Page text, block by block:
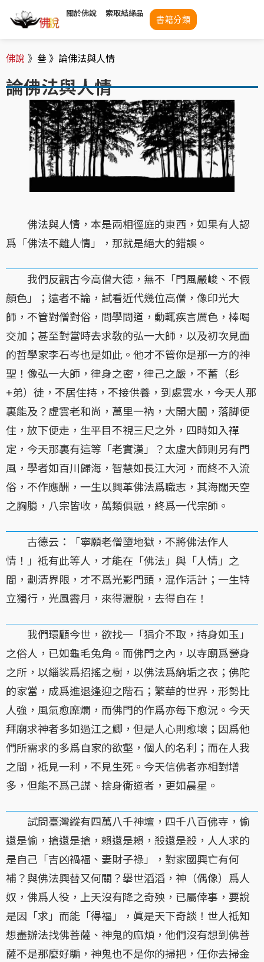
關於佛說 索取結緣品
書籍分類
佛說 》 叄 》 論佛法與人情
論佛法與人情
佛法與人情，本是兩相徑庭的東西，如果有人認
爲「佛法不離人情」，那就是絕大的錯誤。
我們反觀古今高僧大德，無不「門風嚴峻、不假
顏色」；遠者不論，試看近代幾位高僧，像印光大
師，不管對僧對俗，問學問道，動輒疾言厲色，棒喝
交加；甚至對當時去求敎的弘一大師，以及初次見面
的哲學家李石岑也是如此。他才不管你是那一方的神
聖！像弘一大師，律身之密，律己之嚴，不蓄（髟
+弟）徒，不居住持，不接供養，到處雲水，今天人那
裏能及？虛雲老和尚，萬里一衲，大開大闔，落脚便
住，放下便走，生平目不視三尺之外，四時如入禪
定，今天那裏有這等「老實漢」？太虛大師則另有門
風，學者如百川歸海，智慧如長江大河，而終不入流
俗，不作應酬，一生以興革佛法爲職志，其海闊天空
之胸臆，八宗皆收，萬類俱融，終爲一代宗師。
古德云：「寧願老僧墮地獄，不將佛法作人
情！」祗有此等人，才能在「佛法」與「人情」之
間，劃清界限，才不爲光影門頭，混作活計；一生特
立獨行，光風霽月，來得灑脫，去得自在！
我們環顧今世，欲找一「狷介不取，持身如玉」
之俗人，已如龜毛兔角。而佛門之內，以寺廟爲營身
之所，以緇裟爲招搖之樹，以佛法爲納垢之衣；佛陀
的家當，成爲進退逢迎之階石；繁華的世界，形勢比
人強，風氣愈糜爛，而佛門的作爲亦每下愈況。今天
拜廟求神者多如過江之鯽，但是人心則愈壞；因爲他
們所需求的多爲自家的欲壑，個人的名利；而在人我
之間，祗見一利，不見生死。今天信佛者亦相對增
多，但能不爲己謀、捨身衛道者，更如晨星。
試問臺灣縱有四萬八千神壇，四千八百佛寺，偷
還是偷，搶還是搶，賴還是賴，殺還是殺，人人求的
是自己「吉凶禍福、妻財子祿」，對家國興亡有何
補？與佛法興替又何關？擧世滔滔，神（偶像）爲人
奴，佛爲人役，上天沒有降之奇殃，已屬倖事，要說
是因「求」而能「得福」，眞是天下奇談！世人祗知
想盡辦法找佛菩薩、神鬼的麻煩，他們沒有想到佛菩
薩不是那麼好騙，神鬼也不是你的掃把，任你去掃金